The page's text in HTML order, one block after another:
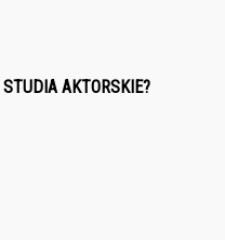
AKTORSKIE?